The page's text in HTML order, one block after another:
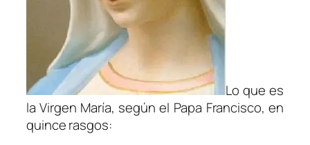
Lo que es
la Virgen María, según el Papa Francisco, en
quince rasgos: